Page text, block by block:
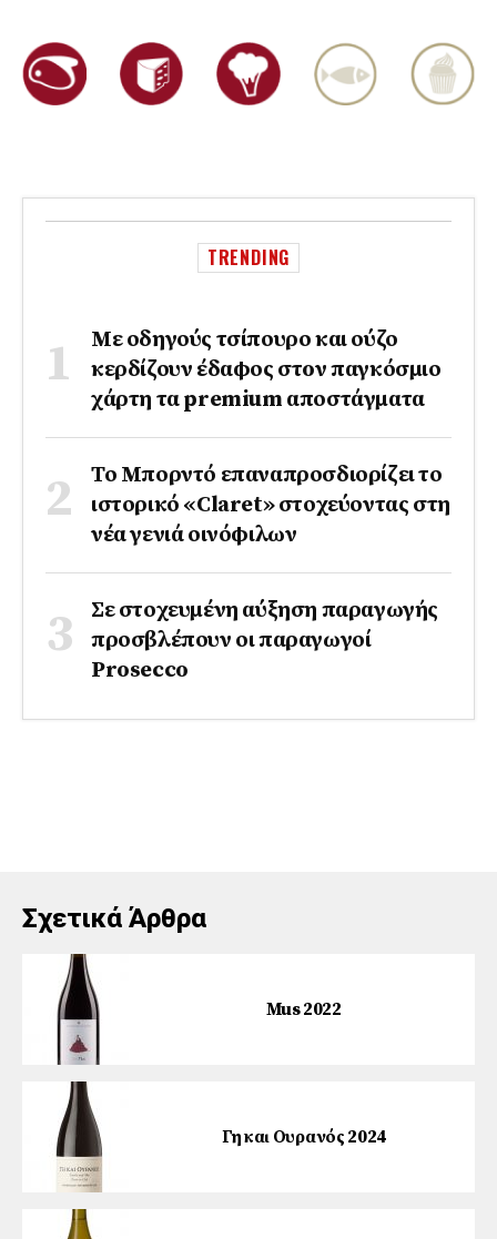
TRENDING
Με οδηγούς τσίπουρο και ούζο
κερδίζουν έδαφος στoν παγκόσμιο
χάρτη τα premium αποστάγματα
Το Μπορντό επαναπροσδιορίζει το
ιστορικό «Claret» στοχεύοντας στη
νέα γενιά οινόφιλων
Σε στοχευμένη αύξηση παραγωγής
προσβλέπουν οι παραγωγοί
Prosecco
Σχετικά Άρθρα
Mus 2022
Γη και Ουρανός 2024